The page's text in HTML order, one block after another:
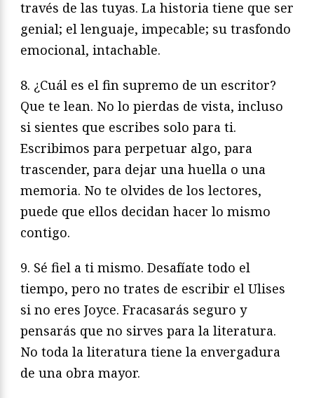
través de las tuyas. La historia tiene que ser
genial; el lenguaje, impecable; su trasfondo
emocional, intachable.
8. ¿Cuál es el fin supremo de un escritor?
Que te lean. No lo pierdas de vista, incluso
si sientes que escribes solo para ti.
Escribimos para perpetuar algo, para
trascender, para dejar una huella o una
memoria. No te olvides de los lectores,
puede que ellos decidan hacer lo mismo
contigo.
9. Sé fiel a ti mismo. Desafíate todo el
tiempo, pero no trates de escribir el Ulises
si no eres Joyce. Fracasarás seguro y
pensarás que no sirves para la literatura.
No toda la literatura tiene la envergadura
de una obra mayor.